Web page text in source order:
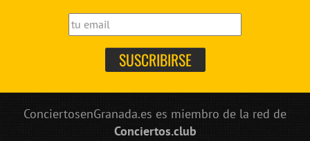
ConciertosenGranada.es es miembro de la red de
Conciertos.club